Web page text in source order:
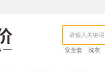
安全套 洗衣